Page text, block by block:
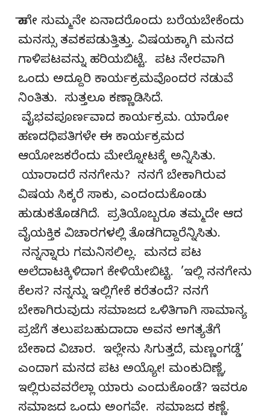
ಹಾಗೇ ಸುಮ್ಮನೇ ಏನಾದರೊಂದು ಬರೆಯಬೇಕೆಂದು
ಮನಸ್ಸು ತವಕಪಡುತ್ತಿತ್ತು. ವಿಷಯಕ್ಕಾಗಿ ಮನದ
ಗಾಳಿಪಟವನ್ನು ಹರಿಯಬಿಟ್ಟೆ. ಪಟ ನೇರವಾಗಿ
ಒಂದು ಅದ್ದೂರಿ ಕಾರ್ಯಕ್ರಮವೊಂದರ ನಡುವೆ
ನಿಂತಿತು. ಸುತ್ತಲೂ ಕಣ್ಣಾಡಿಸಿದೆ.
ವೈಭವಪೂರ್ಣವಾದ ಕಾರ್ಯಕ್ರಮ. ಯಾರೋ
ಹಣದಧಿಪತಿಗಳೇ ಈ ಕಾರ್ಯಕ್ರಮದ
ಆಯೋಜಕರೆಂದು ಮೇಲ್ನೋಟಕ್ಕೆ ಅನ್ನಿಸಿತು.
ಯಾರಾದರೆ ನನಗೇನು? ನನಗೆ ಬೇಕಾಗಿರುವ
ವಿಷಯ ಸಿಕ್ಕರೆ ಸಾಕು, ಎಂದಂದುಕೊಂಡು
ಹುಡುಕತೊಡಗಿದೆ. ಪ್ರತಿಯೊಬ್ಬರೂ ತಮ್ಮದೇ ಆದ
ವೈಯಕ್ತಿಕ ವಿಚಾರಗಳಲ್ಲಿ ತೊಡಗಿದ್ದಾರೆನ್ನಿಸಿತು.
ನನ್ನನ್ನಾರು ಗಮನಿಸಲಿಲ್ಲ. ಮನದ ಪಟ
ಅಲೆದಾಟಕ್ಕಿಳಿದಾಗ ಕೇಳಿಯೇಬಿಟ್ಟಿ. ’ಇಲ್ಲಿ ನನಗೇನು
ಕೆಲಸ? ನನ್ನನ್ನು ಇಲ್ಲಿಗೇಕೆ ಕರೆತಂದೆ? ನನಗೆ
ಬೇಕಾಗಿರುವುದು ಸಮಾಜದ ಒಳಿತಿಗಾಗಿ ಸಾಮಾನ್ಯ
ಪ್ರಜೆಗೆ ತಲುಪಬಹುದಾದಾ ಅವನ ಅಗತ್ಯತೆಗೆ
ಬೇಕಾದ ವಿಚಾರ. ಇಲ್ಲೇನು ಸಿಗುತ್ತದೆ, ಮಣ್ಣಂಗಡ್ಡೆ’
ಎಂದಾಗ ಮನದ ಪಟ ಅಯ್ಯೋ! ಮಂಕುದಿಣ್ಣೆ,
ಇಲ್ಲಿರುವವರೆಲ್ಲಾ ಯಾರು ಎಂದುಕೊಂಡೆ? ಇವರೂ
ಸಮಾಜದ ಒಂದು ಅಂಗವೇ. ಸಮಾಜದ ಕಣ್ಣೆ.